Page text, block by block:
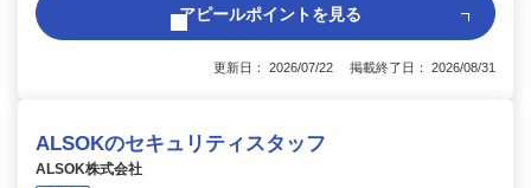
アピールポイントを見る
更新日： 2026/07/22 掲載終了日： 2026/08/31
ALSOKのセキュリティスタッフ
ALSOK株式会社